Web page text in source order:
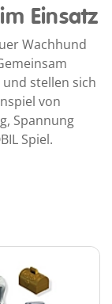
Einsatz
Wachhund
stellen sich
von
Spannung
Spiel.